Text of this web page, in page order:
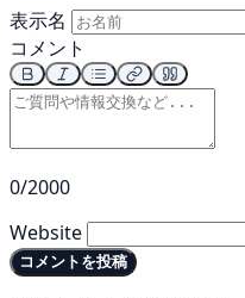
表示名
コメント
0/2000
Website
コメントを投稿